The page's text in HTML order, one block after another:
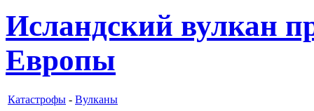
Исландский вулкан
Европы
Катастрофы - Вулканы